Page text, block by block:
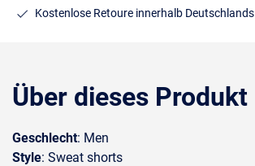
Kostenlose Retoure innerhalb Deutschlands
Über dieses Produkt
Geschlecht: Men
Style: Sweat shorts